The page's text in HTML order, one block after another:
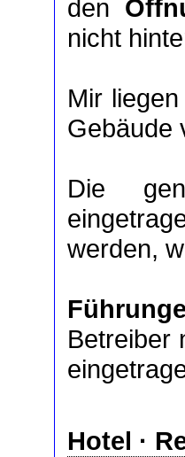
den
nicht
Mir
Gebäude
Die
werden,
Betreiber
Hotel ·